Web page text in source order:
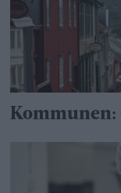
Kommunen: